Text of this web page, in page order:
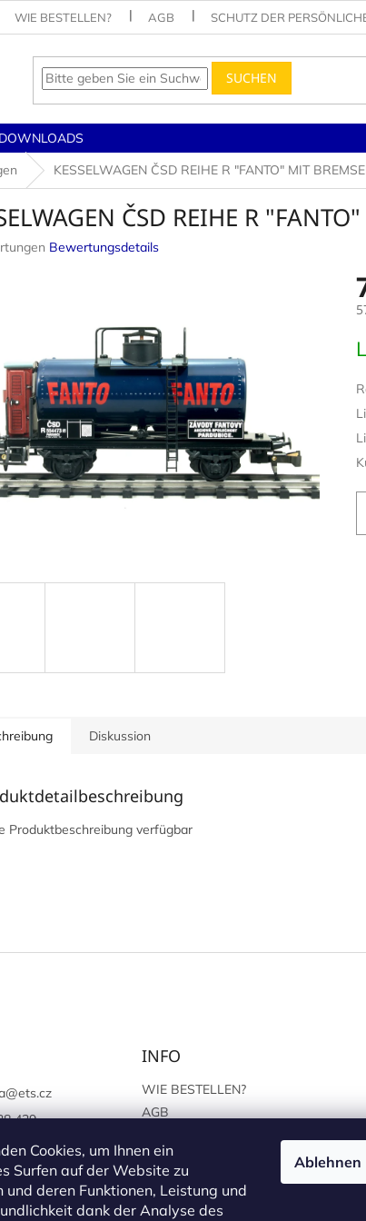
Cookies, um Ihnen ein
Surfen auf der Website zu
und deren Funktionen, Leistung und
dank der Analyse des
Ablehnen
WIE BESTELLEN? AGB SCHUTZ DER
SUCHEN
DOWNLOADS
KESSELWAGEN ČSD REIHE R "FANTO" MIT
ČSD REIHE R
Bewertungsdetails
Diskussion
Produktbeschreibung verfügbar
@ets.cz
439
www.facebook.c
INFO
WIE BESTELLEN?
AGB
PERSÖNLICHEN ANGABEN